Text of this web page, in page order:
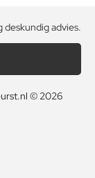
deskundig advies.
© 2026